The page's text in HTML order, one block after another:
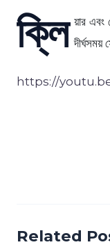
ক্লি য়ার এবং
দীর্ঘসময়
https://youtu.be/
Related